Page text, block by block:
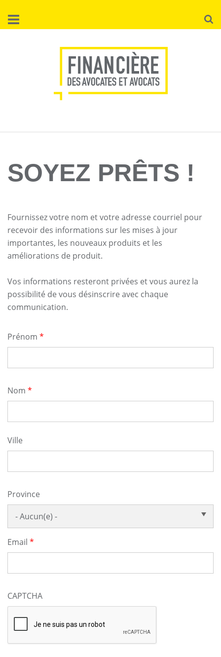
au
contenu
SOYEZ PRÊTS !
Fournissez votre nom et votre adresse courriel pour
recevoir des informations sur les mises à jour
importantes, les nouveaux produits et les
améliorations de produit.
Vos informations resteront privées et vous aurez la
possibilité de vous désinscrire avec chaque
communication.
Nom
Prénom
Nom
Emplacement
Ville
Province
Email
CAPTCHA